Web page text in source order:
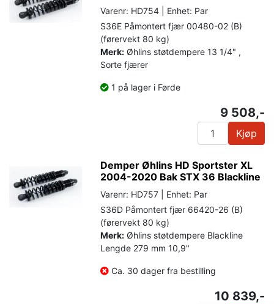
Varenr: HD754 | Enhet: Par
S36E Påmontert fjær 00480-02 (B)
(førervekt 80 kg)
Merk: Øhlins støtdempere 13 1/4" ,
Sorte fjærer
1 på lager i Førde
9 508,-
Kjøp
Demper Øhlins HD Sportster XL
2004-2020 Bak STX 36 Blackline
Varenr: HD757 | Enhet: Par
S36D Påmontert fjær 66420-26 (B)
(førervekt 80 kg)
Merk: Øhlins støtdempere Blackline
Lengde 279 mm 10,9"
Ca. 30 dager fra bestilling
10 839,-